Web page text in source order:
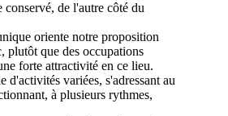
de l'autre côté du
oriente notre proposition
plutôt que des occupations
forte attractivité en ce lieu.
d'activités variées, s'adressant au
à plusieurs rythmes,